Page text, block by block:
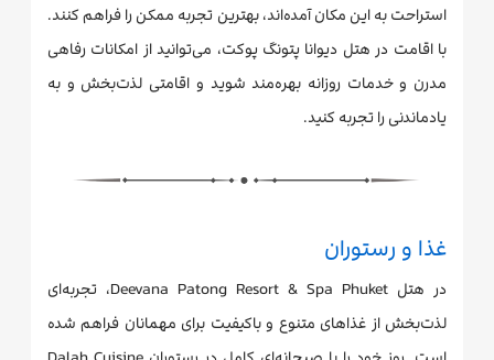
استراحت به این مکان آمده‌اند، بهترین تجربه ممکن را فراهم کنند.
با اقامت در هتل دیوانا پتونگ پوکت، می‌توانید از امکانات رفاهی
مدرن و خدمات روزانه بهره‌مند شوید و اقامتی لذت‌بخش و به
یادماندنی را تجربه کنید.
غذا و رستوران
در هتل Deevana Patong Resort & Spa Phuket، تجربه‌ای
لذت‌بخش از غذاهای متنوع و باکیفیت برای مهمانان فراهم شده